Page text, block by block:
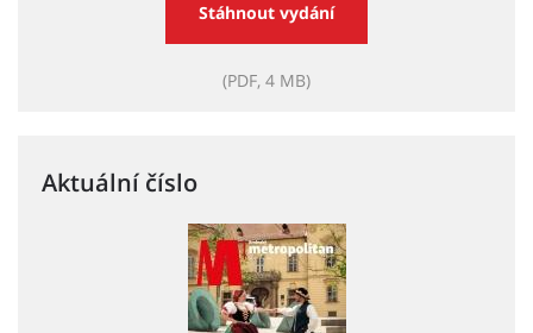
Stáhnout vydání
(PDF, 4 MB)
Aktuální číslo